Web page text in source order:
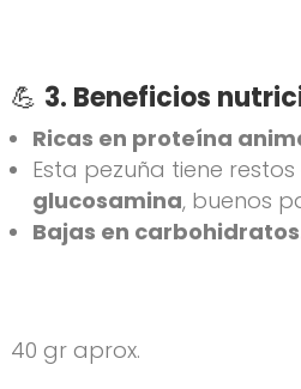
💪 3. Beneficios
Ricas en proteína
Esta pezuña tiene
glucosamina, buenos
Bajas en
40 gr aprox.